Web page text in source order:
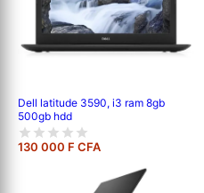
Dell latitude 3590, i3 ram 8gb
500gb hdd
130 000 F CFA